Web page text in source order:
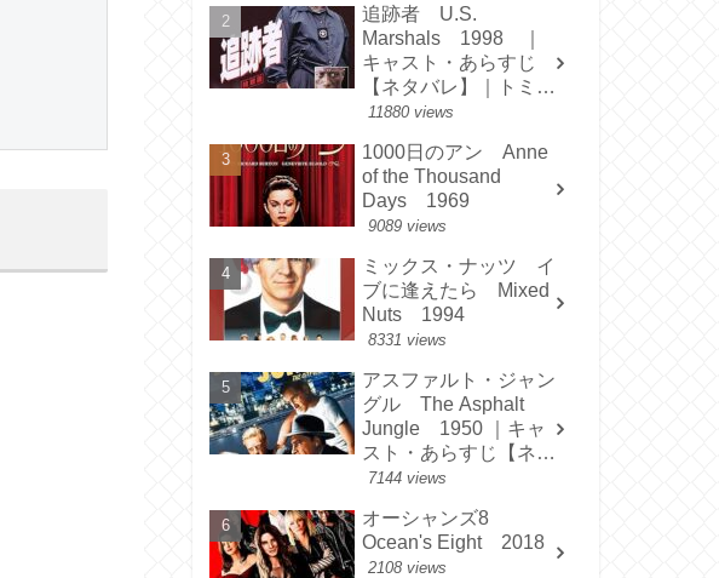
追跡者 U.S.
Marshals 1998 ｜
キャスト・あらすじ
【ネタバレ】｜トミ
ー・リー・ジョーンズ
11880 views
1000日のアン Anne
of the Thousand
Days 1969
9089 views
ミックス・ナッツ イ
ブに逢えたら Mixed
Nuts 1994
8331 views
アスファルト・ジャン
グル The Asphalt
Jungle 1950 ｜キャ
スト・あらすじ【ネタ
バレ】
7144 views
オーシャンズ8
Ocean's Eight 2018
2108 views